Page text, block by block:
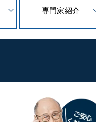
専門家紹介